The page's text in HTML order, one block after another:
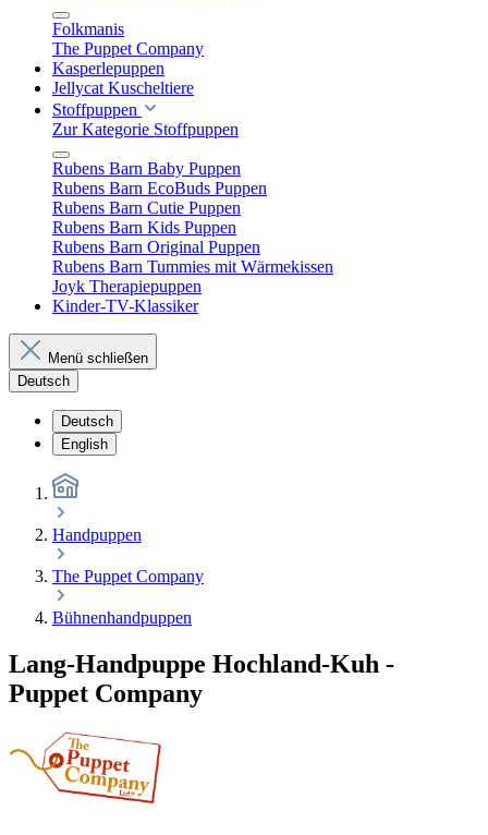
Folkmanis
The Puppet Company
Kasperlepuppen
Jellycat Kuscheltiere
Stoffpuppen
Zur Kategorie Stoffpuppen
Rubens Barn Baby Puppen
Rubens Barn EcoBuds Puppen
Rubens Barn Cutie Puppen
Rubens Barn Kids Puppen
Rubens Barn Original Puppen
Rubens Barn Tummies mit Wärmekissen
Joyk Therapiepuppen
Kinder-TV-Klassiker
Menü schließen
Deutsch
Deutsch
English
Handpuppen
The Puppet Company
Bühnenhandpuppen
Lang-Handpuppe Hochland-Kuh -
Puppet Company